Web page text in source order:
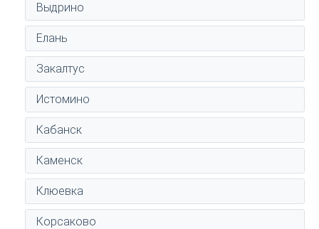
Выдрино
Елань
Закалтус
Истомино
Кабанск
Каменск
Клюевка
Корсаково